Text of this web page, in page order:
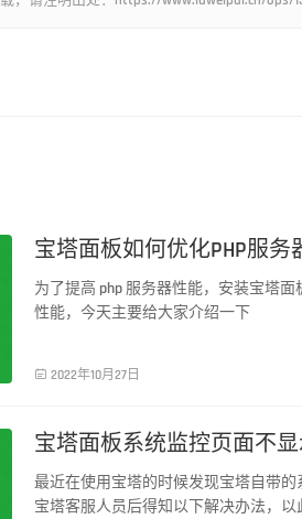
宝塔面板如何优化PHP服务
为了提高 php 服务器性能，安装宝塔
性能，今天主要给大家介绍一下
 2022年10月27日
宝塔面板系统监控页面不
最近在使用宝塔的时候发现宝塔自带
宝塔客服人员后得知以下解决办法，以